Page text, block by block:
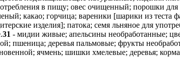
в пищу; овес очищенный; порошки для
какао; горчица; вареники [шарики из теста
изделия]; патока; семя льняное для
31 - мидии живые; апельсины необработанные;
пшеница; деревья пальмовые; фрукты
ячмень; шишки хмелевые; деревья;